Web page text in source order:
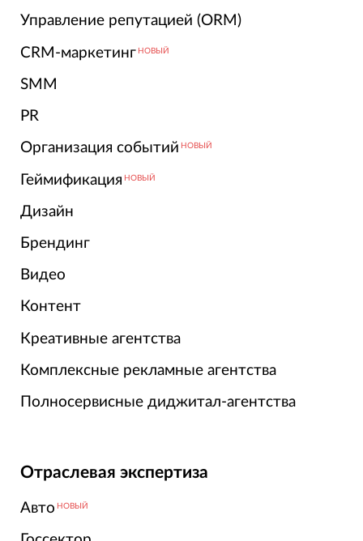
Управление репутацией (ORM)
CRM-маркетинг НОВЫЙ
SMM
PR
Организация событий НОВЫЙ
Геймификация НОВЫЙ
Дизайн
Брендинг
Видео
Контент
Креативные агентства
Комплексные рекламные агентства
Полносервисные диджитал-агентства
Отраслевая экспертиза
Авто НОВЫЙ